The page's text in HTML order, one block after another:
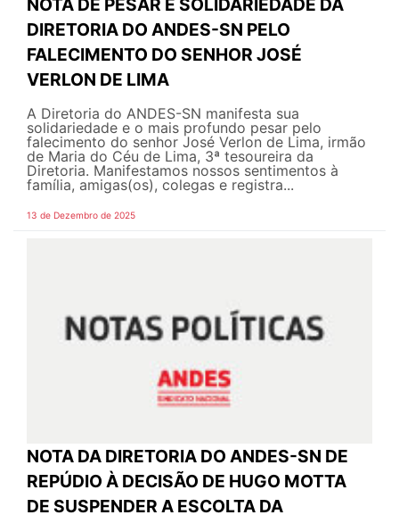
DIRETORIA DO ANDES-SN PELO
FALECIMENTO DO SENHOR JOSÉ
VERLON DE LIMA
A Diretoria do ANDES-SN manifesta sua
solidariedade e o mais profundo pesar pelo
falecimento do senhor José Verlon de Lima, irmão
de Maria do Céu de Lima, 3ª tesoureira da
Diretoria. Manifestamos nossos sentimentos à
família, amigas(os), colegas e registra...
13 de Dezembro de 2025
NOTA DA DIRETORIA DO ANDES-SN DE
REPÚDIO À DECISÃO DE HUGO MOTTA
DE SUSPENDER A ESCOLTA DA